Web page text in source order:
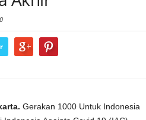
0
Gerakan 1000 Untuk Indonesia